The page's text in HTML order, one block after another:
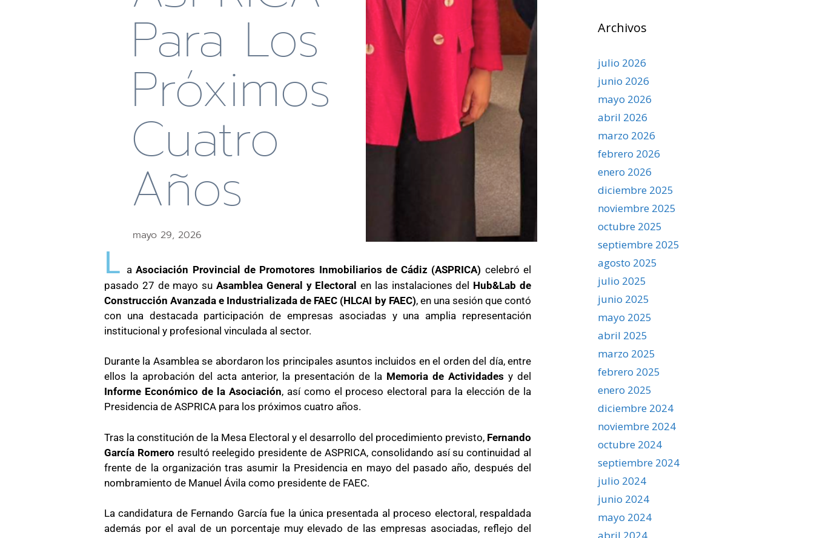
Para Los
Próximos
Cuatro
Años
mayo 29, 2026
L aAsociación Provincial de Promotores Inmobiliarios de Cádiz (ASPRICA) celebró el
pasado 27 de mayo su Asamblea General y Electoral en las instalaciones del Hub&Lab de
Construcción Avanzada e Industrializada de FAEC (HLCAI by FAEC), en una sesión que contó
con una destacada participación de empresas asociadas y una amplia representación
institucional y profesional vinculada al sector.
Durante la Asamblea se abordaron los principales asuntos incluidos en el orden del día, entre
ellos la aprobación del acta anterior, la presentación de la Memoria de Actividades y del
Informe Económico de la Asociación, así como el proceso electoral para la elección de la
Presidencia de ASPRICA para los próximos cuatro años.
Tras la constitución de la Mesa Electoral y el desarrollo del procedimiento previsto, Fernando
García Romero resultó reelegido presidente de ASPRICA, consolidando así su continuidad al
frente de la organización tras asumir la Presidencia en mayo del pasado año, después del
nombramiento de Manuel Ávila como presidente de FAEC.
La candidatura de Fernando García fue la única presentada al proceso electoral, respaldada
además por el aval de un porcentaje muy elevado de las empresas asociadas, reflejo del
Archivos
julio 2026
junio 2026
mayo 2026
abril 2026
marzo 2026
febrero 2026
enero 2026
diciembre 2025
noviembre 2025
octubre 2025
septiembre 2025
agosto 2025
julio 2025
junio 2025
mayo 2025
abril 2025
marzo 2025
febrero 2025
enero 2025
diciembre 2024
noviembre 2024
octubre 2024
septiembre 2024
julio 2024
junio 2024
mayo 2024